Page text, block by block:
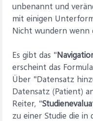
unbenannt und
mit einigen
Nicht wundern wenn
Es gibt das "
erscheint das
Über "Datensatz
Datensatz (Patient)
Reiter, "
zu einer Studie die in